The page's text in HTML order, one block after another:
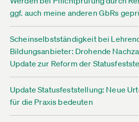
ggf. auch meine anderen GbRs
Scheinselbstständigkeit bei
Bildungsanbieter: Drohende
Update zur Reform der
Update Statusfeststellung: Neue
für die Praxis bedeuten